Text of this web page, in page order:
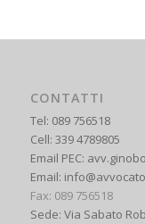
CONTATTI
Tel: 089 756518
Cell: 339 4789805
Email PEC:
Email:
Fax: 089 756518
Sede: Via Sabato